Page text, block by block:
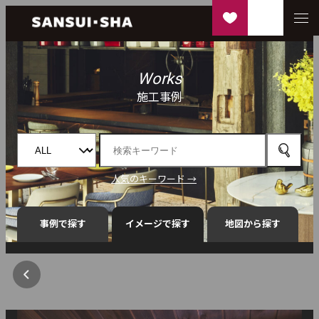
Works
施工事例
人気のキーワード →
事例で探す イメージで探す 地図から探す